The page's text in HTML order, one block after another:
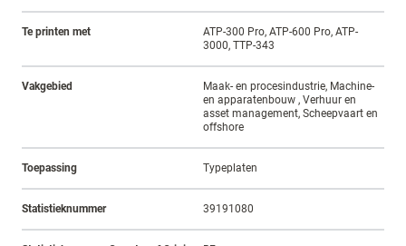
Te printen met
ATP-300 Pro, ATP-600 Pro, ATP-
3000, TTP-343
Vakgebied
Maak- en procesindustrie, Machine-
en apparatenbouw , Verhuur en
asset management, Scheepvaart en
offshore
Toepassing Typeplaten
Statistieknummer 39191080